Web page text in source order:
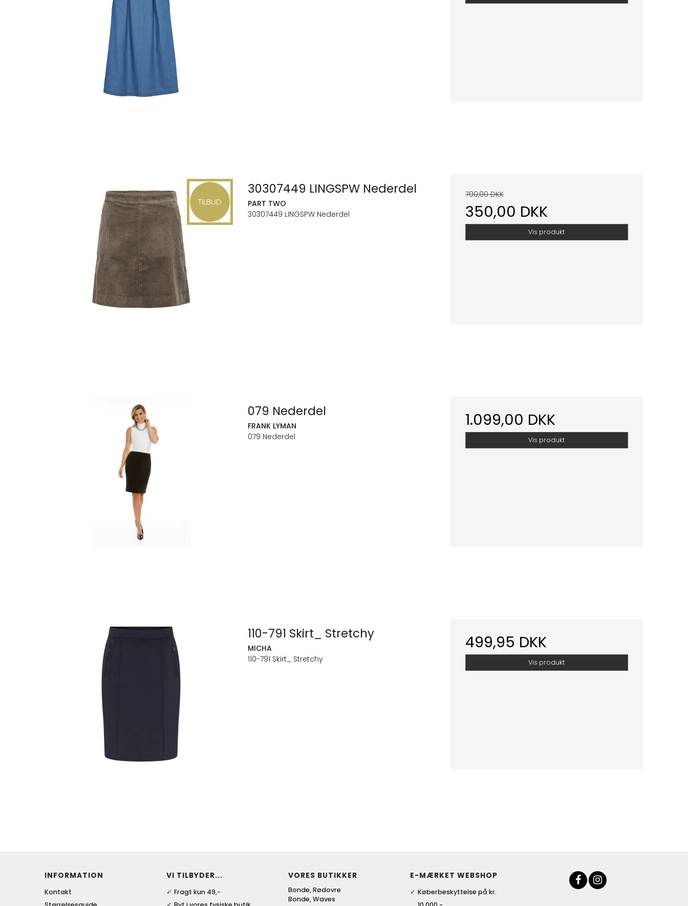
TILBUD
30307449 LINGSPW Nederdel
PART TWO
30307449 LINGSPW Nederdel
700,00 DKK
350,00 DKK
Vis produkt
079 Nederdel
FRANK LYMAN
079 Nederdel
1.099,00 DKK
Vis produkt
110-791 Skirt_ Stretchy
MICHA
110-791 Skirt_ Stretchy
499,95 DKK
Vis produkt
INFORMATION
Kontakt
VI TILBYDER...
Fragt kun 49,-
VORES BUTIKKER
Bonde, Rødovre
Bonde, Waves
E-MÆRKET WEBSHOP
Køberbeskyttelse på kr.